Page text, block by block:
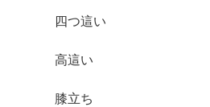
四つ這い
高這い
膝立ち